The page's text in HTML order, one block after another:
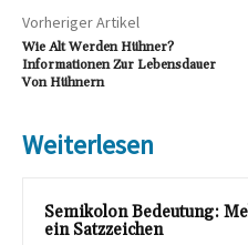
Vorheriger Artikel
Wie Alt Werden Hühner?
Informationen Zur Lebensdauer
Von Hühnern
Weiterlesen
Semikolon Bedeutung:
ein Satzzeichen